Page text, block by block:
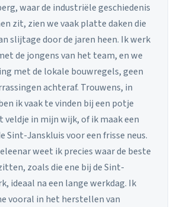
waar de industriële geschiedenis
zit, zien we vaak platte daken die
slijtage door de jaren heen. Ik werk
de jongens van het team, en we
met de lokale bouwregels, geen
achteraf. Trouwens, in
ik vaak te vinden bij een potje
veldje in mijn wijk, of ik maak een
Sint-Janskluis voor een frisse neus.
weet ik precies waar de beste
zoals die ene bij de Sint-
ideaal na een lange werkdag. Ik
vooral in het herstellen van